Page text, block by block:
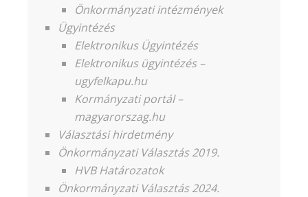
Önkormányzati intézmények
Ügyintézés
Elektronikus Ügyintézés
Elektronikus ügyintézés –
ugyfelkapu.hu
Kormányzati portál –
magyarorszag.hu
Választási hirdetmény
Önkormányzati Választás 2019.
HVB Határozatok
Önkormányzati Választás 2024.